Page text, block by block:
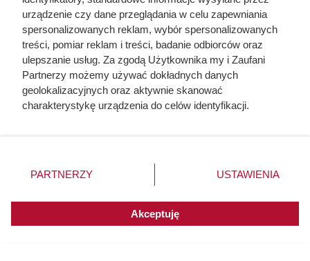
Dziennikarze ujawnili
pochodzenie mięsa z Dino. Klienci
zaskoczeni
urządzenie czy dane przeglądania w celu zapewniania
spersonalizowanych reklam, wybór spersonalizowanych
treści, pomiar reklam i treści, badanie odbiorców oraz
ulepszanie usług. Za zgodą Użytkownika my i Zaufani
Partnerzy możemy używać dokładnych danych
geolokalizacyjnych oraz aktywnie skanować
charakterystykę urządzenia do celów identyfikacji.
zmienić/wycofać klikając przycisk ustawień prywatności
znajdujący się w lewym dolnym rogu strony. Niektóre
użytkownika, ale masz prawo sprzeciwić się takiemu
przetwarzaniu. Preferencje będą miały zastosowania do
PARTNERZY USTAWIENIA
Akceptuję